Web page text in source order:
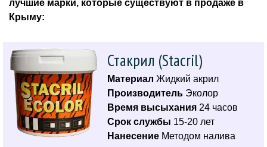
лучшие марки, которые существуют в продаже в
Крыму:
Стакрил (Stacril)
Материал Жидкий акрил
Производитель Эколор
Время высыхания 24 часов
Срок службы 15-20 лет
Нанесение Методом налива